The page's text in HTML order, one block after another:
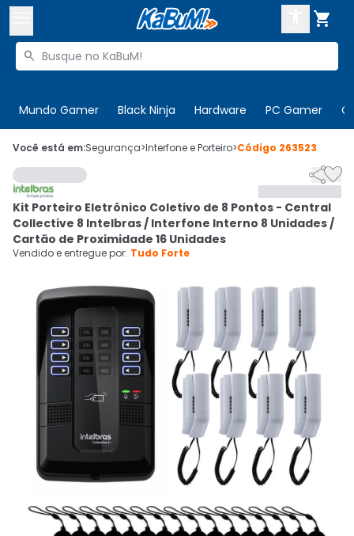

Buscar produtos

Mundo Gamer Black Ninja Hardware PC Gamer
 Olá. Acesse sua conta
 Departamentos
Cupons
Mais Vendidos
Ativar tradutor em libras
CADASTRE-SE
Você está em:Segurança>Interfone e Porteiro>Código 263523

Kit Porteiro Eletrônico Coletivo de 8 Pontos - Central
Collective 8 Intelbras / Interfone Interno 8 Unidades /
Cartão de Proximidade 16 Unidades
Vendido e entregue por: Tudo Forte